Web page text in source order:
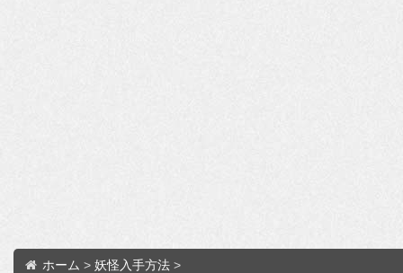
ホーム > 妖怪入手方法 >